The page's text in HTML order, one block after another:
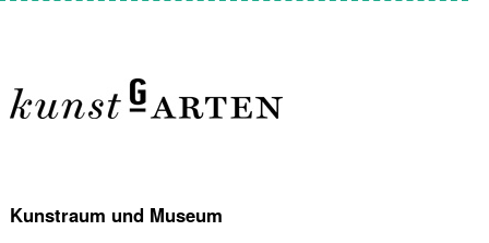
Kunstraum und Museum